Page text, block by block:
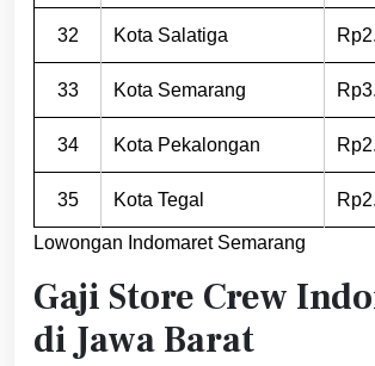
32 Kota Salatiga
33 Kota Semarang
34 Kota Pekalongan
35 Kota Tegal
Lowongan Indomaret Semarang
Gaji Store Crew
di Jawa Barat